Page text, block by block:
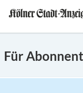
Für